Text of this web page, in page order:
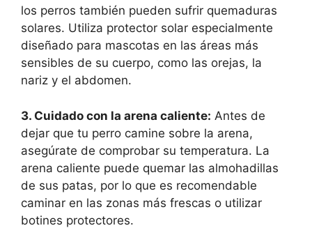
los perros también pueden sufrir quemaduras
solares. Utiliza protector solar especialmente
diseñado para mascotas en las áreas más
sensibles de su cuerpo, como las orejas, la
nariz y el abdomen.
3. Cuidado con la arena caliente: Antes de
dejar que tu perro camine sobre la arena,
asegúrate de comprobar su temperatura. La
arena caliente puede quemar las almohadillas
de sus patas, por lo que es recomendable
caminar en las zonas más frescas o utilizar
botines protectores.